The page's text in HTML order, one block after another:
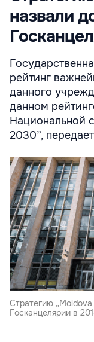
назвали
рейтинг
данного
данном
Национальной
2030”,
Стратегию
Госканцелярии в